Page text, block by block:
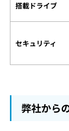
搭載ドライブ
セキュリティ
弊社から